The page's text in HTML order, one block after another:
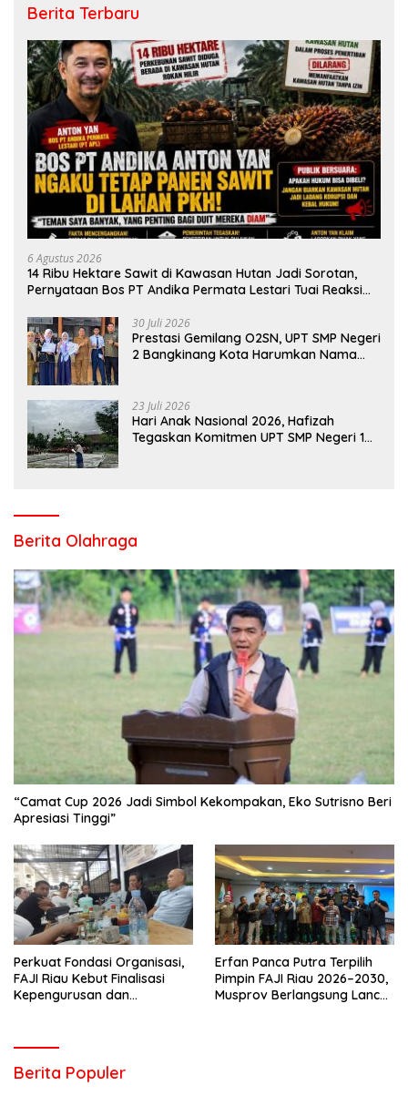
Berita Terbaru
6 Agustus 2026
14 Ribu Hektare Sawit di Kawasan Hutan Jadi Sorotan,
Pernyataan Bos PT Andika Permata Lestari Tuai Reaksi
30 Juli 2026
Prestasi Gemilang O2SN, UPT SMP Negeri
2 Bangkinang Kota Harumkan Nama
23 Juli 2026
Hari Anak Nasional 2026, Hafizah
Tegaskan Komitmen UPT SMP Negeri 1
Berita Olahraga
“Camat Cup 2026 Jadi Simbol Kekompakan, Eko Sutrisno Beri
Apresiasi Tinggi”
Perkuat Fondasi Organisasi,
FAJI Riau Kebut Finalisasi
Kepengurusan dan
Erfan Panca Putra Terpilih
Pimpin FAJI Riau 2026–2030,
Musprov Berlangsung Lancar
Berita Populer